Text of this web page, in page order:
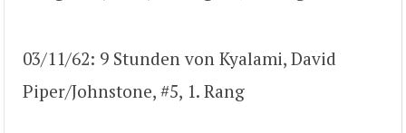
03/11/62: 9 Stunden von Kyalami, David
Piper/Johnstone, #5, 1. Rang